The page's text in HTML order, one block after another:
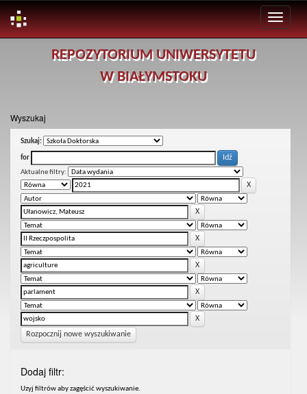
REPOZYTORIUM UNIWERSYTETU
W BIAŁYMSTOKU
Wyszukaj
Szukaj:
for
Aktualne filtry:
Rozpocznij nowe wyszukiwanie
Dodaj filtr:
Uzyj filtrów aby zagęścić wyszukiwanie.